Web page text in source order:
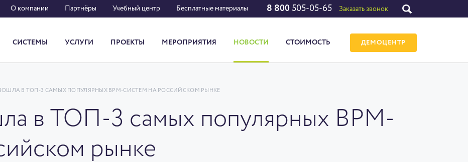
О компании Партнёры Учебный центр Бесплатные материалы 8 800 505-05-65 Заказать звонок
СИСТЕМЫ УСЛУГИ ПРОЕКТЫ МЕРОПРИЯТИЯ НОВОСТИ СТОИМОСТЬ ДЕМОЦЕНТР
ВОШЛА В ТОП-3 САМЫХ ПОПУЛЯРНЫХ BPM-СИСТЕМ НА РОССИЙСКОМ РЫНКЕ
в ТОП-3 самых популярных BPM-
рынке